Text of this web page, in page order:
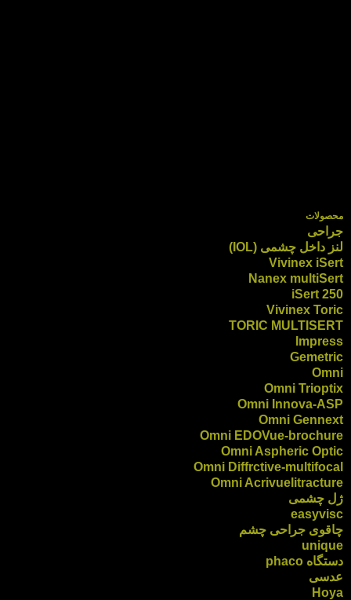
محصولات
جراحی
لنز داخل چشمی (IOL)
Vivinex iSert
Nanex multiSert
iSert 250
Vivinex Toric
TORIC MULTISERT
Impress
Gemetric
Omni
Omni Trioptix
Omni Innova-ASP
Omni Gennext
Omni EDOVue-brochure
Omni Aspheric Optic
Omni Diffrctive-multifocal
Omni Acrivuelitracture
ژل چشمی
easyvisc
چاقوی جراحی چشم
unique
دستگاه phaco
عدسی
Hoya